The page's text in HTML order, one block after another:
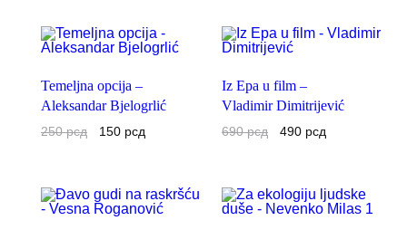
Temeljna opcija –
Aleksandar Bjelogrlić
250рсд 150 рсд
Iz Epa u film –
Vladimir Dimitrijević
690рсд 490 рсд